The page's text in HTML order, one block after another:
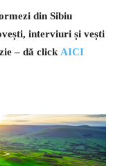
din Sibiu
interviuri și vești
– dă click AICI